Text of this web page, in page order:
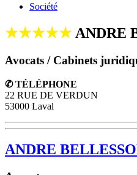
Société
★★★★★ ANDRE
Avocats / Cabinets
✆ TÉLÉPHONE
22 RUE DE VERDUN
53000 Laval
ANDRE